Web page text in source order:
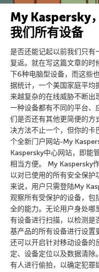
My Kaspersky
我们所有设备
是否还能记起以前我们只有
复返。就在写这篇文章的时
下6种电脑型设备，而这些
据统计，一个美国家庭平均
来越复杂的在线威胁不断出
一种设备都有不同的平台、
们是否还有其他更简便的方
决方法不止一个，但你的
个全新门户网站-My
Kaspersky中心网站，即能
相当方便。 My Kaspersky
以对已使用的所有安全保
来说，用户只需登陆My
观察所有受保护的设备，包
全的能力。无论用户身处哪
有设备进行扫描，以检测是
基产品的所有设备进行设置
还可以开启针对移动设备的
定、设备定位以及数据清
有人进行偷拍，以确定犯罪